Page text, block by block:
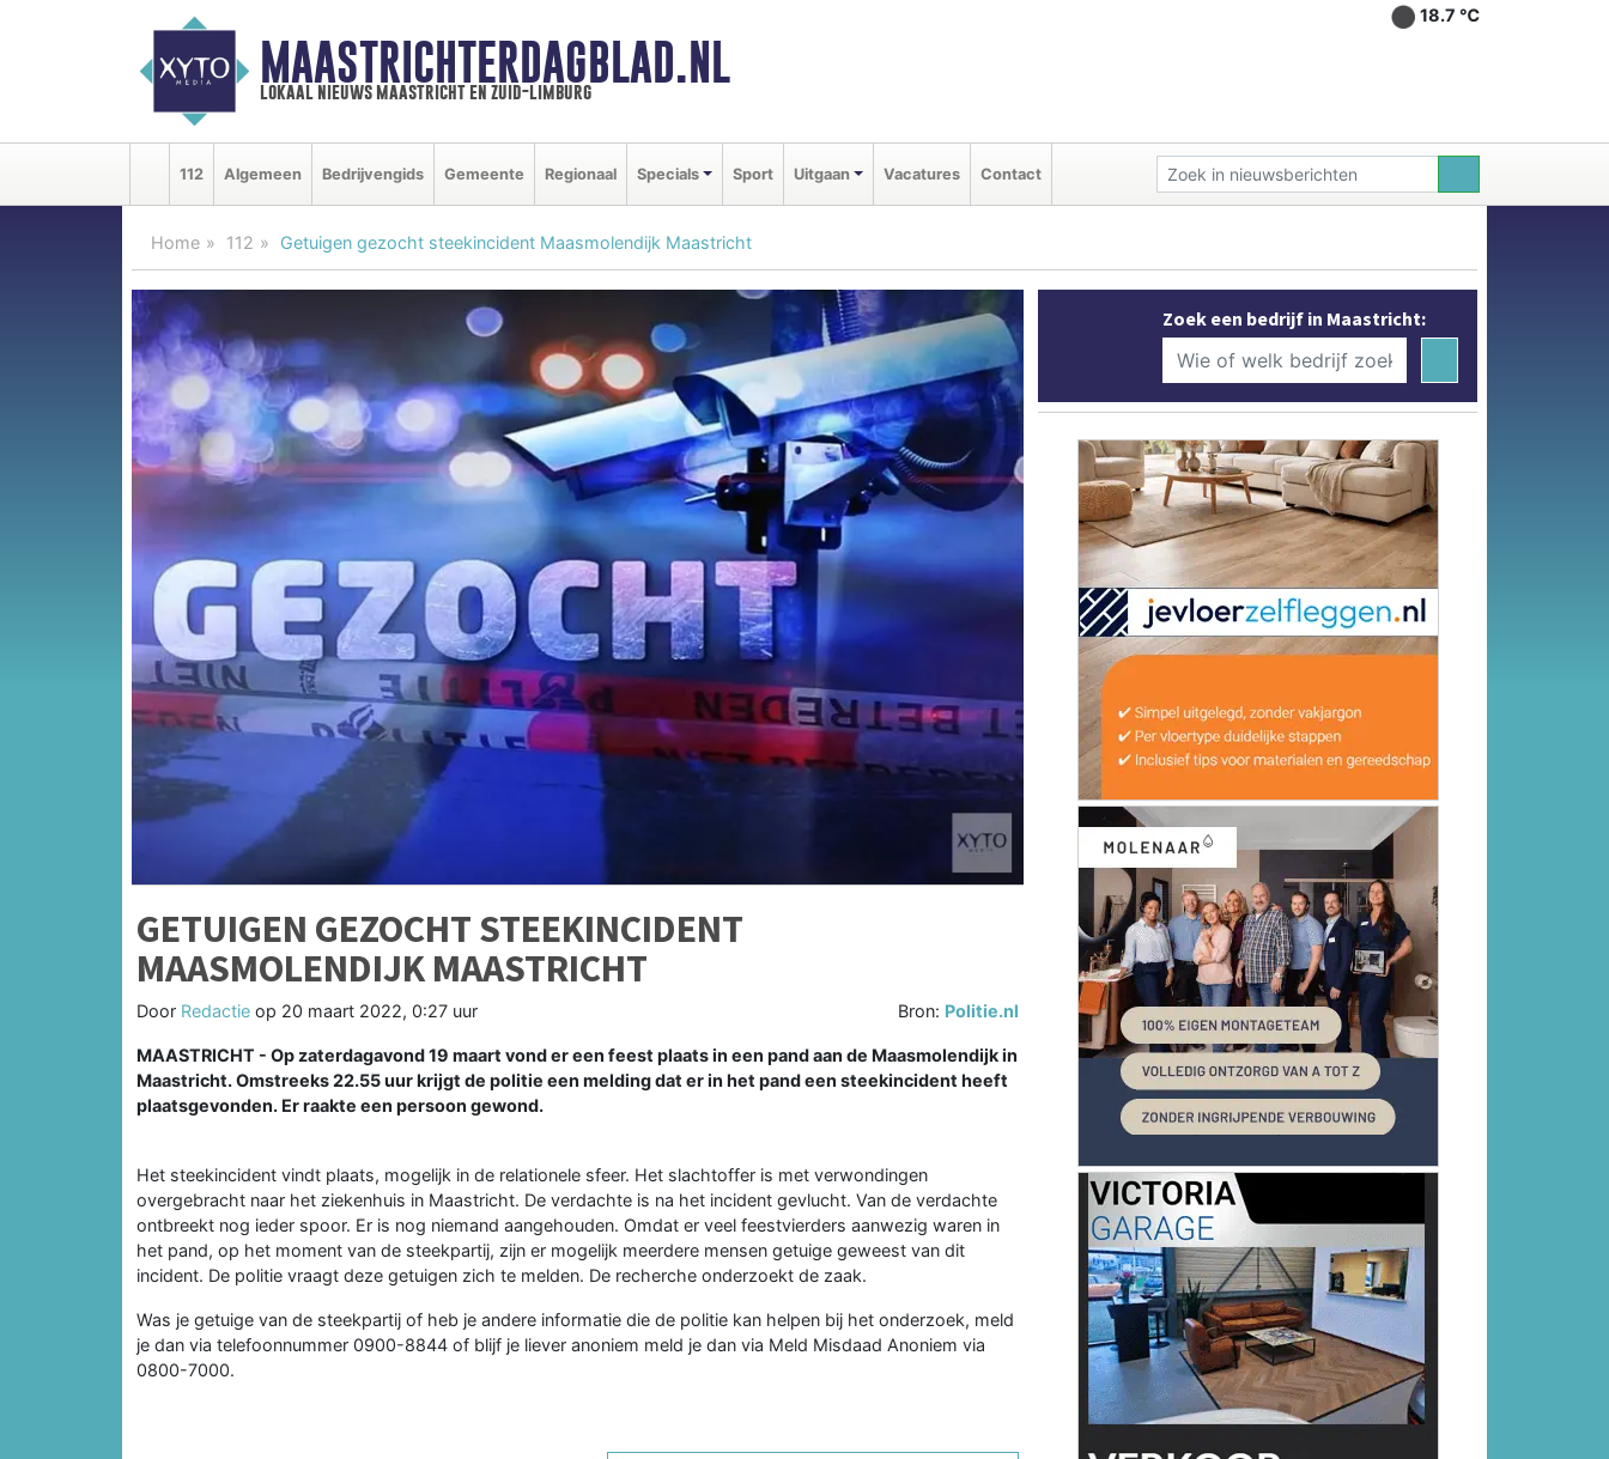
MAASTRICHTERDAGBLAD.NL
lokaal nieuws maastricht en zuid-limburg
18.7 ℃
112 Algemeen Bedrijvengids Gemeente Regionaal Specials Sport Uitgaan Vacatures Contact
Home 112 Getuigen gezocht steekincident Maasmolendijk Maastricht
GETUIGEN GEZOCHT STEEKINCIDENT
MAASMOLENDIJK MAASTRICHT
Door Redactie op 20 maart 2022, 0:27 uur Bron: Politie.nl
MAASTRICHT - Op zaterdagavond 19 maart vond er een feest plaats in een pand aan de Maasmolendijk in
Maastricht. Omstreeks 22.55 uur krijgt de politie een melding dat er in het pand een steekincident heeft
plaatsgevonden. Er raakte een persoon gewond.
Het steekincident vindt plaats, mogelijk in de relationele sfeer. Het slachtoffer is met verwondingen
overgebracht naar het ziekenhuis in Maastricht. De verdachte is na het incident gevlucht. Van de verdachte
ontbreekt nog ieder spoor. Er is nog niemand aangehouden. Omdat er veel feestvierders aanwezig waren in
het pand, op het moment van de steekpartij, zijn er mogelijk meerdere mensen getuige geweest van dit
incident. De politie vraagt deze getuigen zich te melden. De recherche onderzoekt de zaak.
Was je getuige van de steekpartij of heb je andere informatie die de politie kan helpen bij het onderzoek, meld
je dan via telefoonnummer 0900-8844 of blijf je liever anoniem meld je dan via Meld Misdaad Anoniem via
0800-7000.
Zoek een bedrijf in Maastricht: